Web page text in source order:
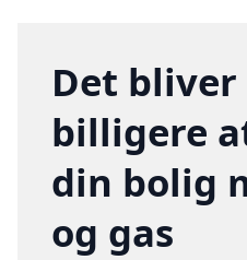
Det
billigere
din bolig
og gas